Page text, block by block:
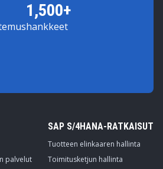
1,500+
hankkeet
palvelut
SAP S/4HANA-RATKAISUT
Tuotteen elinkaaren hallinta
Toimitusketjun hallinta